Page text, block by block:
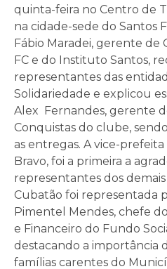
quinta-feira no Centro de
na cidade-sede do Santos
Fábio Maradei, gerente de
FC e do Instituto Santos,
representantes das
Solidariedade e explicou
Alex Fernandes, gerente
Conquistas do clube,
as entregas. A vice-
Bravo, foi a primeira a
representantes dos
Cubatão foi representada
Pimentel Mendes, chefe
e Financeiro do Fundo
destacando a importância
famílias carentes do